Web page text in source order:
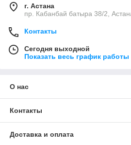
г. Астана
пр. Кабанбай батыра 38/2,
Контакты
Сегодня выходной
Показать весь график работы
О нас
Контакты
Доставка и оплата